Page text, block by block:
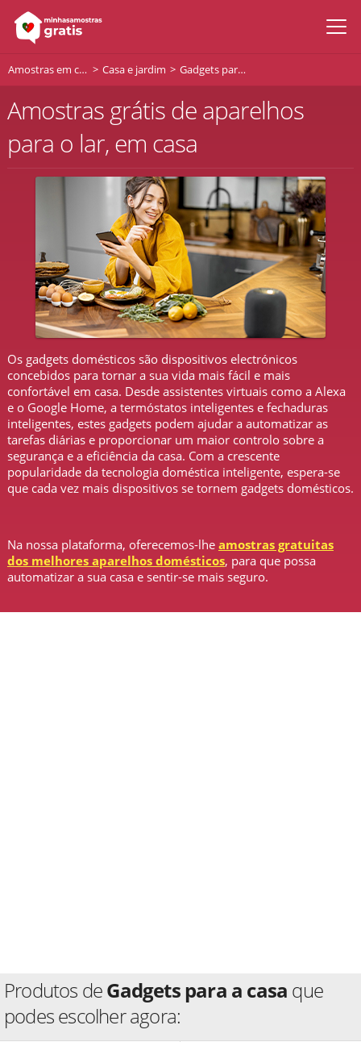
Amostras em casa Casa e jardim Gadgets para a casa
Amostras grátis de aparelhos
para o lar, em casa
Os gadgets domésticos são dispositivos electrónicos
concebidos para tornar a sua vida mais fácil e mais
confortável em casa. Desde assistentes virtuais como a Alexa
e o Google Home, a termóstatos inteligentes e fechaduras
inteligentes, estes gadgets podem ajudar a automatizar as
tarefas diárias e proporcionar um maior controlo sobre a
segurança e a eficiência da casa. Com a crescente
popularidade da tecnologia doméstica inteligente, espera-se
que cada vez mais dispositivos se tornem gadgets domésticos.
Na nossa plataforma, oferecemos-lhe amostras gratuitas
dos melhores aparelhos domésticos, para que possa
automatizar a sua casa e sentir-se mais seguro.
Produtos deGadgets para a casa que
podes escolher agora: